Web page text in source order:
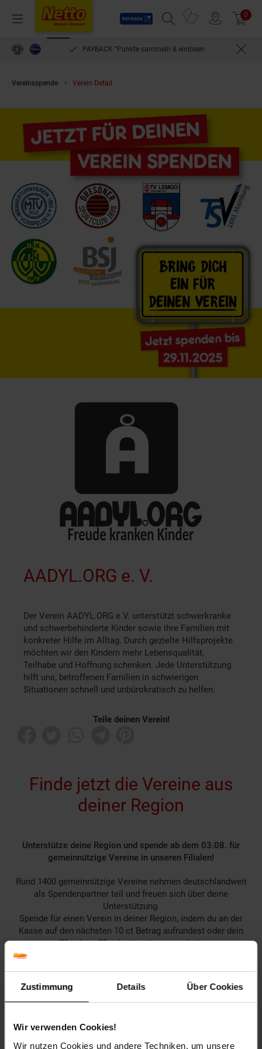
Zustimmung Details Über Cookies
Wir verwenden Cookies!
Wir nutzen Cookies und andere Techniken, um unsere
Menü
Payback
Suchfeld einblenden
Prospekte 0
PAYBACK °Punkte sammeln & einlösen
Vereinsspende Verein Detail
AADYL.ORG e. V.
Der Verein AADYL.ORG e.V. unterstützt schwerkranke
und schwerbehinderte Kinder sowie ihre Familien mit
konkreter Hilfe im Alltag. Durch gezielte Hilfsprojekte
möchten wir den Kindern mehr Lebensqualität,
Teilhabe und Hoffnung schenken. Jede Unterstützung
hilft uns, betroffenen Familien in schwierigen
Situationen schnell und unbürokratisch zu helfen.
Teile deinen Verein!
Finde jetzt die Vereine aus
deiner Region
Unterstütze deine Region und spende ab dem 03.08. für
gemeinnützige Vereine in unseren Filialen!
Rund 1400 gemeinnützige Vereine nehmen deutschlandweit
als Spendenpartner teil und freuen sich über deine
Unterstützung.
Spende für einen Verein in deiner Region, indem du an der
Kasse auf den nächsten 10 ct Betrag aufrundest oder dein
Pfand am Pfandautomaten spendest.
Zurück zu Vereinsspende